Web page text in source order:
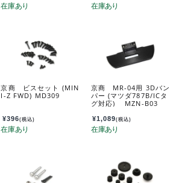
京商 ビスセット (MIN
I-Z FWD) MD309
¥396(税込)
京商 MR-04用 3Dバン
パー (マツダ787B/ICタ
グ対応) MZN-B03
¥1,089(税込)